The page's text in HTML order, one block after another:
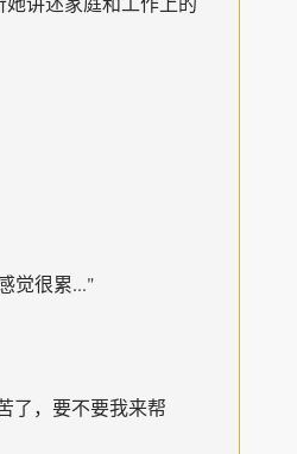
觉很累..."
了，要不要我来帮